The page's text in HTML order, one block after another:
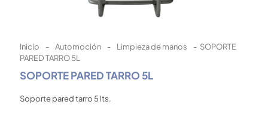
Inicio - Automoción - Limpieza de manos - SOPORTE
PARED TARRO 5L
SOPORTE PARED TARRO 5L
Soporte pared tarro 5 lts.